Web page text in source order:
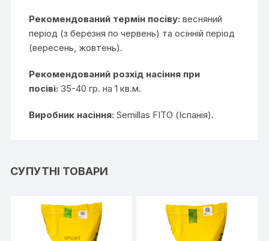
Рекомендований термін посіву:весняний
період (з березня по червень) та осінній період
(вересень, жовтень).
Рекомендований розхід насіння при
посіві: 35-40 гр. на 1 кв.м.
Виробник насіння: Semillas FITO (Іспанія).
СУПУТНІ ТОВАРИ